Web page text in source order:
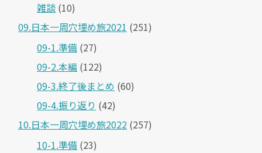
雑談 (10)
09.日本一周穴埋め旅2021 (251)
09-1.準備 (27)
09-2.本編 (122)
09-3.終了後まとめ (60)
09-4.振り返り (42)
10.日本一周穴埋め旅2022 (257)
10-1.準備 (23)